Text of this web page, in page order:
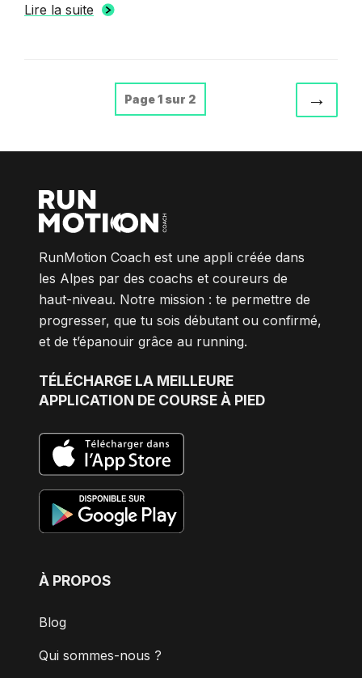
Lire la suite
NAVIGATION
ARTICLES
Page 1 sur 2
Page
→
RunMotion Coach est une appli créée dans
les Alpes par des coachs et coureurs de
haut-niveau. Notre mission : te permettre de
progresser, que tu sois débutant ou confirmé,
et de t’épanouir grâce au running.
TÉLÉCHARGE LA MEILLEURE
APPLICATION DE COURSE À PIED
À PROPOS
Blog
Qui sommes-nous ?